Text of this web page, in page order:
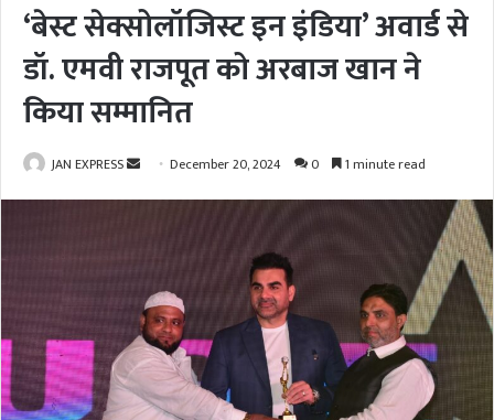
‘बेस्ट सेक्सोलॉजिस्ट इन इंडिया’ अवार्ड से
डॉ. एमवी राजपूत को अरबाज खान ने
किया सम्मानित
JAN EXPRESS
n
e
m
i
December 20, 2024 0 1 minute read